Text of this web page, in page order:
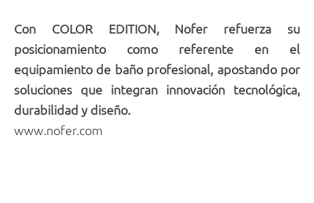
Con COLOR EDITION, Nofer refuerza su
posicionamiento como referente en el
equipamiento de baño profesional, apostando por
soluciones que integran innovación tecnológica,
durabilidad y diseño.
www.nofer.com